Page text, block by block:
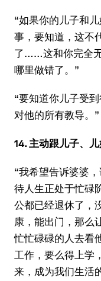
“如果你的儿子和
事，要知道，这不
了……这和你完全
哪里做错了。”
“要知道你儿子受
对他的所有教导。”
14. 主动跟儿子、儿
“我希望告诉婆婆
待人生正处于忙碌
公都已经退休了，
康，能出门，那么
忙忙碌碌的人去看
工作，要么得上
来，成为我们生活